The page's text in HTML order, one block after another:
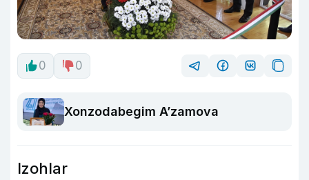
0 0
Xonzodabegim A’zamova
Izohlar